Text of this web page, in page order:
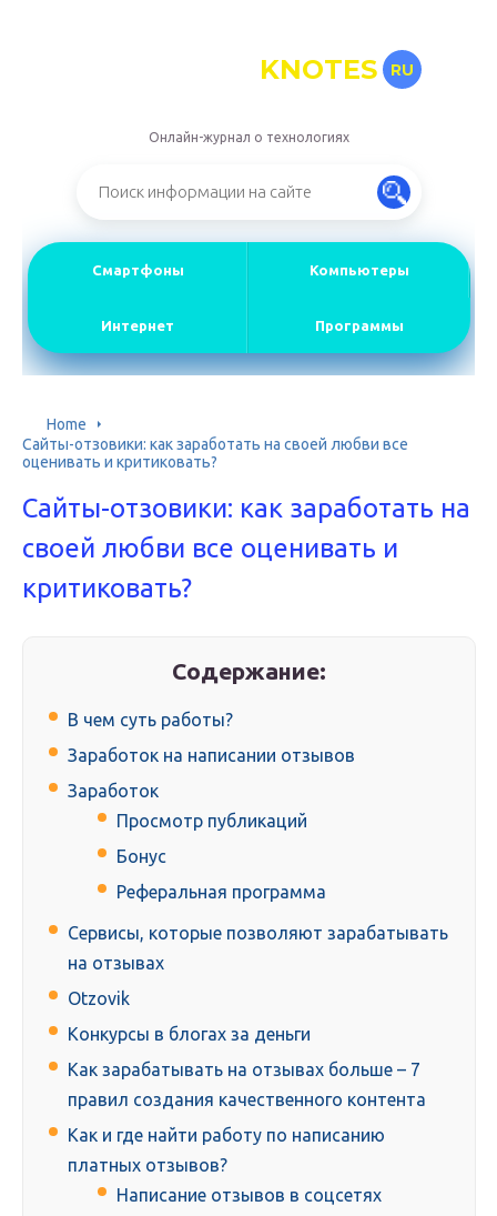
KNOTES RU
Онлайн-журнал о технологиях
Смартфоны Компьютеры
Интернет Программы
Home
Сайты-отзовики: как заработать на своей любви все
оценивать и критиковать?
Сайты-отзовики: как заработать на
своей любви все оценивать и
критиковать?
Содержание:
В чем суть работы?
Заработок на написании отзывов
Заработок
Просмотр публикаций
Бонус
Реферальная программа
Сервисы, которые позволяют зарабатывать
на отзывах
Otzovik
Конкурсы в блогах за деньги
Как зарабатывать на отзывах больше – 7
правил создания качественного контента
Как и где найти работу по написанию
платных отзывов?
Написание отзывов в соцсетях